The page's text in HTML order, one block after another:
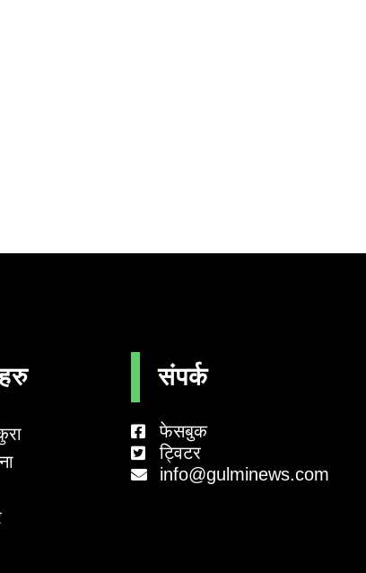
संपर्क
फेसबुक
ट्विटर
info@gulminews.com